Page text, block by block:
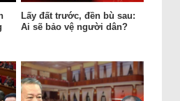
Lấy đất trước, đền bù sau:
Ai sẽ bảo vệ người dân?